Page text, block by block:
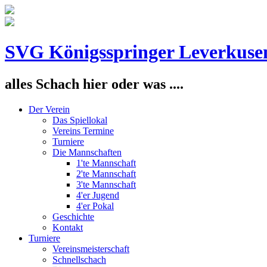
SVG Königsspringer
alles Schach hier oder was ....
Der Verein
Das Spiellokal
Vereins Termine
Turniere
Die Mannschaften
1'te Mannschaft
2'te Mannschaft
3'te Mannschaft
4'er Jugend
4'er Pokal
Geschichte
Kontakt
Turniere
Vereinsmeisterschaft
Schnellschach